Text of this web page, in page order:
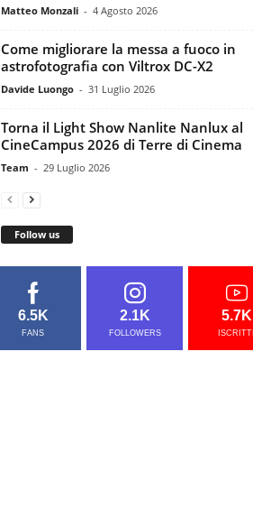
Matteo Monzali - 4 Agosto 2026
Come migliorare la messa a fuoco in
astrofotografia con Viltrox DC-X2
Davide Luongo - 31 Luglio 2026
Torna il Light Show Nanlite Nanlux al
CineCampus 2026 di Terre di Cinema
Team - 29 Luglio 2026
Follow us
6.5K
FANS
2.1K
FOLLOWERS
5.7K
ISCRITTI